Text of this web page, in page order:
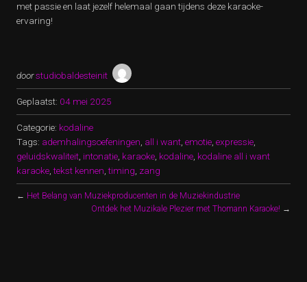
met passie en laat jezelf helemaal gaan tijdens deze karaoke-
ervaring!
doorstudiobaldesteinit
Geplaatst: 04 mei 2025
Categorie: kodaline
Tags: ademhalingsoefeningen all i want emotie expressie
geluidskwaliteit intonatie karaoke kodaline kodaline all i want
karaoke ,tekst kennen ,timing zang
← Het Belang van Muziekproducenten in de Muziekindustrie
Ontdek het Muzikale Plezier met Thomann Karaoke! →